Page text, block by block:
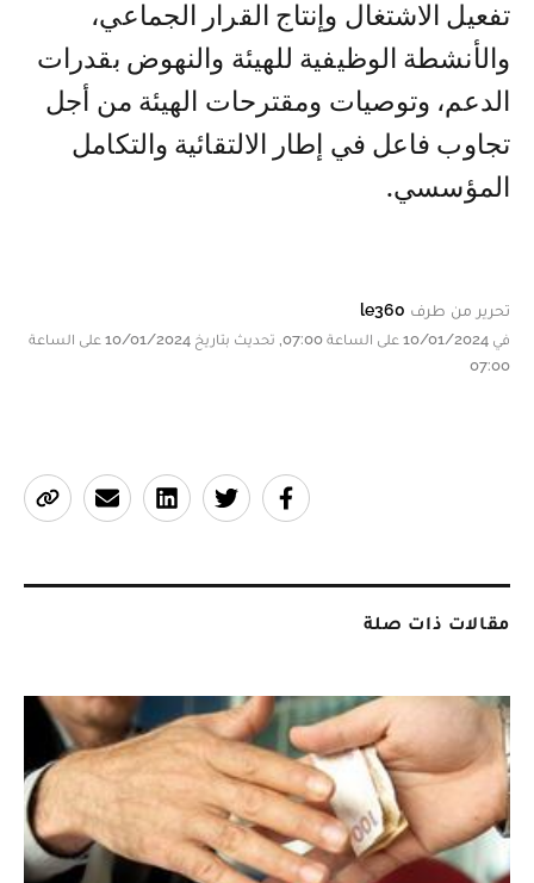
تفعيل الاشتغال وإنتاج القرار الجماعي،
والأنشطة الوظيفية للهيئة والنهوض بقدرات
الدعم، وتوصيات ومقترحات الهيئة من أجل
تجاوب فاعل في إطار الالتقائية والتكامل
المؤسسي.
تحرير من طرف le360
في 10/01/2024 على الساعة 07:00, تحديث بتاريخ 10/01/2024 على الساعة
07:00
مقالات ذات صلة